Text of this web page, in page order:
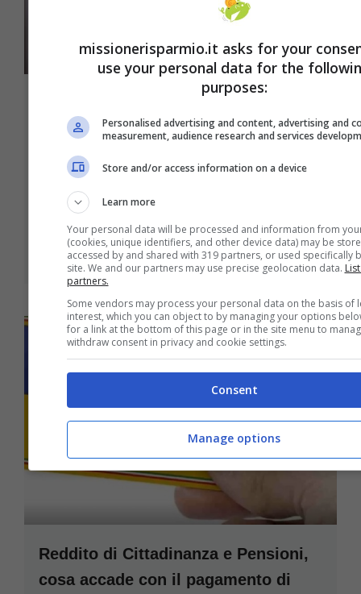
ha avuto paura
A seguito del decreto che ha cancellato la
cessione dei crediti per gli interventi di ...
Leggi tutto
22 Febbraio 2023
Reddito di Cittadinanza e Pensioni,
cosa accade con il pagamento di
missionerisparmio.it asks for your
use your personal data for the
purposes:
Personalised advertising and content, advertising and
measurement, audience research and services
Store and/or access information on a device
Learn more
Your personal data will be processed and information from
(cookies, unique identifiers, and other device data) may be
accessed by and shared with 319 partners, or used specifically
site. We and our partners may use precise geolocation data.
partners.
Some vendors may process your personal data on the basis of
interest, which you can object to by managing your options
for a link at the bottom of this page or in the site menu to
withdraw consent in privacy and cookie settings.
Consent
Manage options